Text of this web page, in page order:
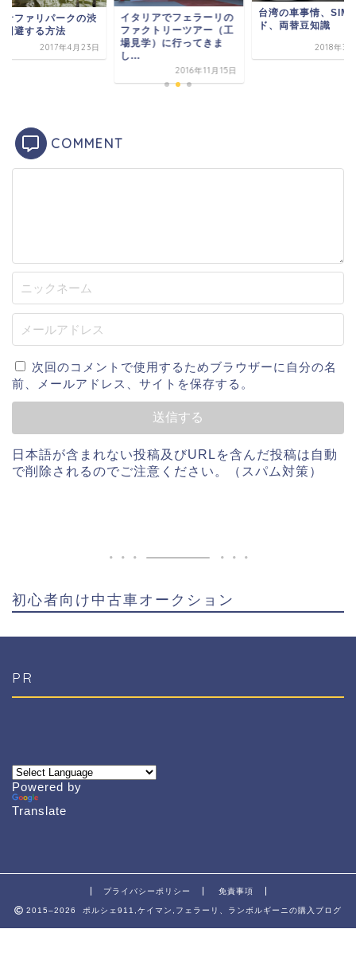
サファリパークの渋
回避する方法
2017年4月23日
イタリアでフェラーリの
ファクトリーツアー（工
場見学）に行ってきま
し...
2016年11月15日
台湾の車事情、SIM
ド、両替豆知識
2018年3
COMMENT
次回のコメントで使用するためブラウザーに自分の名
前、メールアドレス、サイトを保存する。
日本語が含まれない投稿及びURLを含んだ投稿は自動
で削除されるのでご注意ください。（スパム対策）
初心者向け中古車オークション
PR
Powered by
Translate
プライバシーポリシー 免責事項
2015–2026 ポルシェ911,ケイマン,フェラーリ、ランボルギーニの購入ブログ